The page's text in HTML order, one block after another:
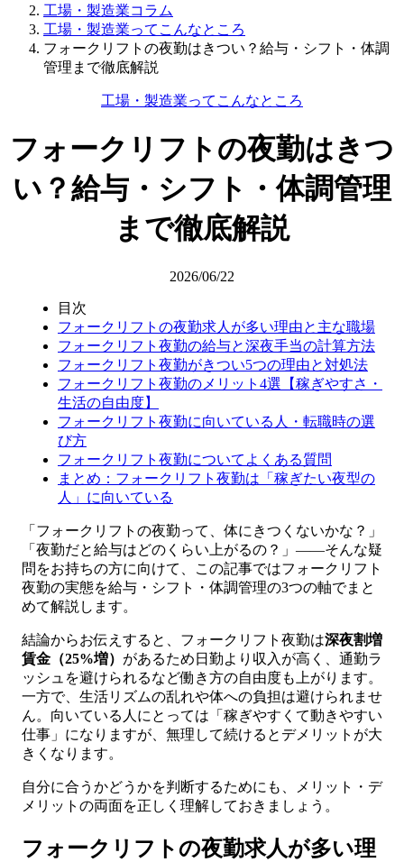
工場・製造業コラム
工場・製造業ってこんなところ
フォークリフトの夜勤はきつい？給与・シフト・体調
管理まで徹底解説
工場・製造業ってこんなところ
フォークリフトの夜勤はきつ
い？給与・シフト・体調管理
まで徹底解説
2026/06/22
目次
フォークリフトの夜勤求人が多い理由と主な職場
フォークリフト夜勤の給与と深夜手当の計算方法
フォークリフト夜勤がきつい5つの理由と対処法
フォークリフト夜勤のメリット4選【稼ぎやすさ・
生活の自由度】
フォークリフト夜勤に向いている人・転職時の選
び方
フォークリフト夜勤についてよくある質問
まとめ：フォークリフト夜勤は「稼ぎたい夜型の
人」に向いている
「フォークリフトの夜勤って、体にきつくないかな？」
「夜勤だと給与はどのくらい上がるの？」――そんな疑
問をお持ちの方に向けて、この記事ではフォークリフト
夜勤の実態を給与・シフト・体調管理の3つの軸でまと
めて解説します。
結論からお伝えすると、フォークリフト夜勤は深夜割増
賃金（25%増） があるため日勤より収入が高く、通勤ラ
ッシュを避けられるなど働き方の自由度も上がります。
一方で、生活リズムの乱れや体への負担は避けられませ
ん。向いている人にとっては「稼ぎやすくて動きやすい
仕事」になりますが、無理して続けるとデメリットが大
きくなります。
自分に合うかどうかを判断するためにも、メリット・デ
メリットの両面を正しく理解しておきましょう。
フォークリフトの夜勤求人が多い理